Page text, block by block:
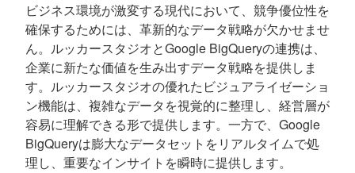
ビジネス環境が激変する現代において、競争優位性を
確保するためには、革新的なデータ戦略が欠かせませ
ん。ルッカースタジオとGoogle BigQueryの連携は、
企業に新たな価値を生み出すデータ戦略を提供しま
す。ルッカースタジオの優れたビジュアライゼーショ
ン機能は、複雑なデータを視覚的に整理し、経営層が
容易に理解できる形で提供します。一方で、Google
BigQueryは膨大なデータセットをリアルタイムで処
理し、重要なインサイトを瞬時に提供します。